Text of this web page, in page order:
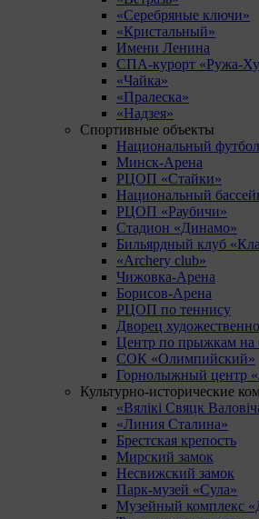
«Серебряные ключи»
«Кристальный»
Имени Ленина
СПА-курорт «Ружа-
«Чайка»
«Пралеска»
«Надзея»
Спортивные объекты
Национальный
Минск-Арена
РЦОП «Стайки»
Национальный
РЦОП «Раубичи»
Стадион «Динамо»
Бильярдный клуб
«Archery club»
Чижовка-Арена
Борисов-Арена
РЦОП по теннису
Дворец
Центр по прыжкам на
СОК «Олимпийский»
Горнолыжный центр
Культурно-исторические
«Вялікі Свяцк
«Линия Сталина»
Брестская крепость
Мирский замок
Несвижский замок
Парк-музей «Сула»
Музейный комплекс